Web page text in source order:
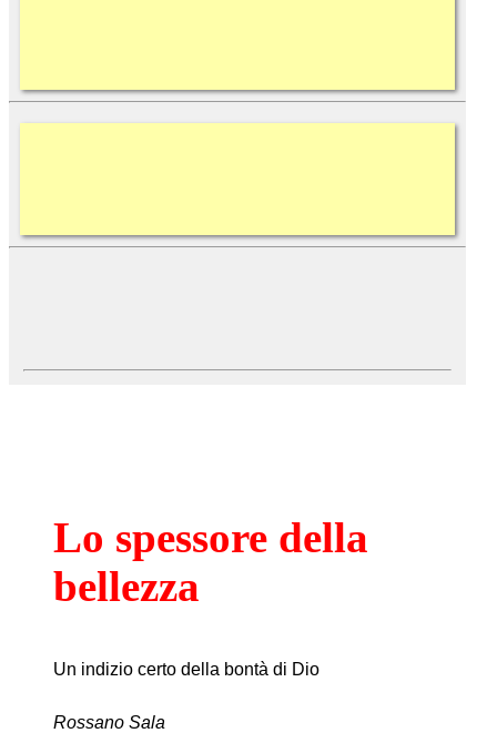
Lo spessore della
bellezza
Un indizio certo della bontà di Dio
Rossano Sala